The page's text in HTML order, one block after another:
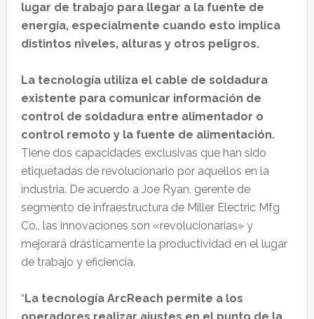
lugar de trabajo para llegar a la fuente de
energía, especialmente cuando esto implica
distintos niveles, alturas y otros peligros.
La tecnología utiliza el cable de soldadura
existente para comunicar información de
control de soldadura entre alimentador o
control remoto y la fuente de alimentación.
Tiene dos capacidades exclusivas que han sido
etiquetadas de revolucionario por aquellos en la
industria. De acuerdo a Joe Ryan, gerente de
segmento de infraestructura de Miller Electric Mfg
Co., las innovaciones son «revolucionarias» y
mejorará drásticamente la productividad en el lugar
de trabajo y eficiencia.
“La tecnología ArcReach permite a los